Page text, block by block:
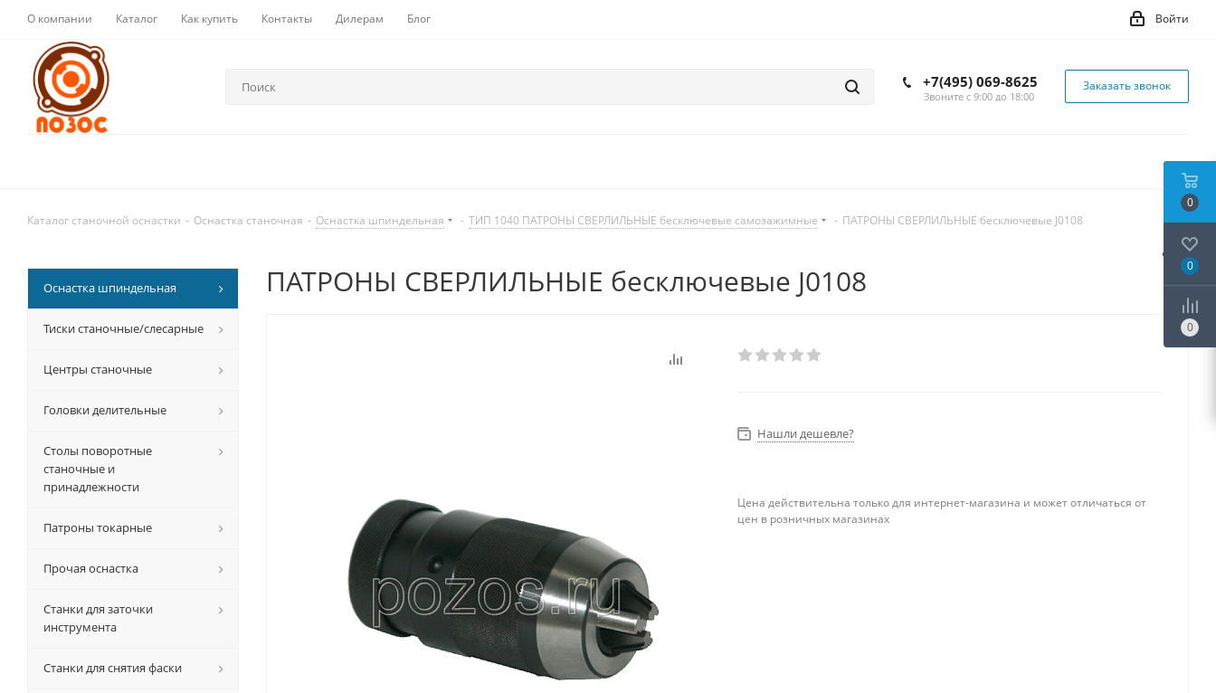
О компании Каталог Как купить Контакты Дилерам Блог Войти
+7(495) 069-8625
Звоните с 9:00 до 18:00
Заказать звонок
Каталог станочной оснастки - Оснастка станочная - Оснастка шпиндельная - ТИП 1040 ПАТРОНЫ СВЕРЛИЛЬНЫЕ бесключевые самозажимные - ПАТРОНЫ СВЕРЛИЛЬНЫЕ бесключевые J0108
ПАТРОНЫ СВЕРЛИЛЬНЫЕ бесключевые J0108
Нашли дешевле?
Цена действительна только для интернет-магазина и может отличаться от
цен в розничных магазинах
Оснастка шпиндельная
Тиски станочные/слесарные
Центры станочные
Головки делительные
Столы поворотные
станочные и
принадлежности
Патроны токарные
Прочая оснастка
Станки для заточки
инструмента
Станки для снятия фаски
0
0
0